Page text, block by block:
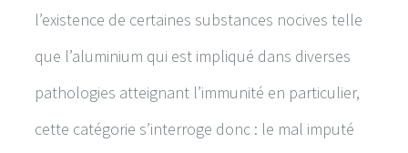
l’existence de certaines substances nocives telle
que l’aluminium qui est impliqué dans diverses
pathologies atteignant l’immunité en particulier,
cette catégorie s’interroge donc : le mal imputé